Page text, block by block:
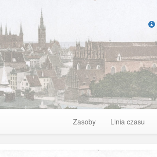
Zasoby Linia czasu